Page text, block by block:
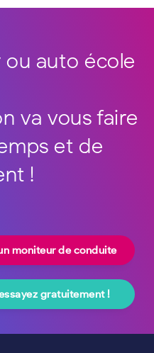
ou auto école
va vous faire
et de
!
moniteur de conduite
gratuitement !